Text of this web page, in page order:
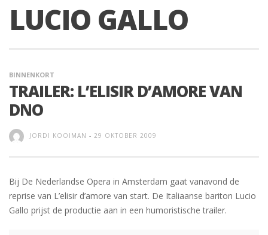
LUCIO GALLO
BINNENKORT
TRAILER: L’ELISIR D’AMORE VAN
DNO
JORDI KOOIMAN - 29 OKTOBER 2009
Bij De Nederlandse Opera in Amsterdam gaat vanavond de
reprise van L’elisir d’amore van start. De Italiaanse bariton Lucio
Gallo prijst de productie aan in een humoristische trailer.